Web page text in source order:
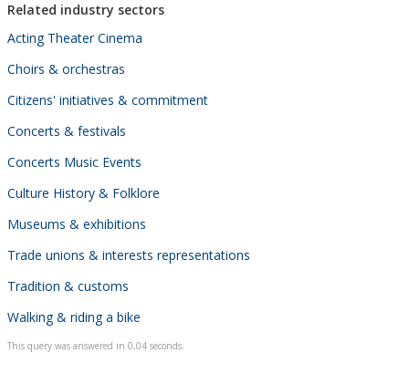
Related industry sectors
Acting Theater Cinema
Choirs & orchestras
Citizens' initiatives & commitment
Concerts & festivals
Concerts Music Events
Culture History & Folklore
Museums & exhibitions
Trade unions & interests representations
Tradition & customs
Walking & riding a bike
This query was answered in 0,04 seconds.